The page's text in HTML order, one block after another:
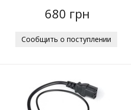
680 грн
Сообщить о поступлении